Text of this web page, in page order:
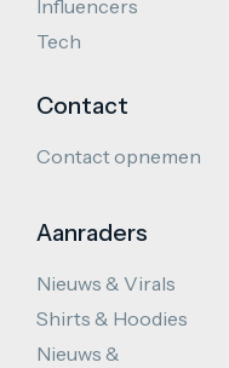
Influencers
Tech
Contact
Contact opnemen
Aanraders
Nieuws & Virals
Shirts & Hoodies
Nieuws &